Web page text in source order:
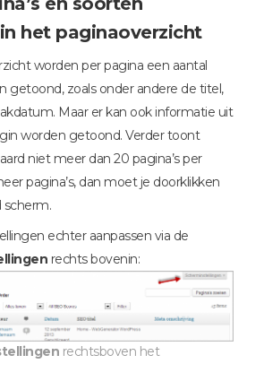
het paginaoverzicht
worden per pagina een aantal
getoond, zoals onder andere de titel,
Maar er kan ook informatie uit
worden getoond. Verder toont
niet meer dan 20 pagina’s per
pagina’s, dan moet je doorklikken
scherm.
echter aanpassen via de
rechts bovenin:
rechtsboven het